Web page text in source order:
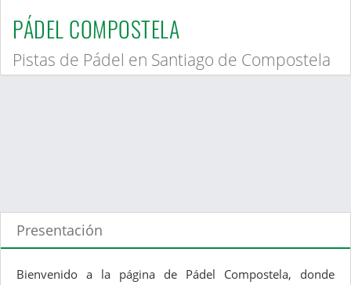
PÁDEL COMPOSTELA
Pistas de Pádel en Santiago de Compostela
Presentación
Bienvenido a la página de Pádel Compostela, donde